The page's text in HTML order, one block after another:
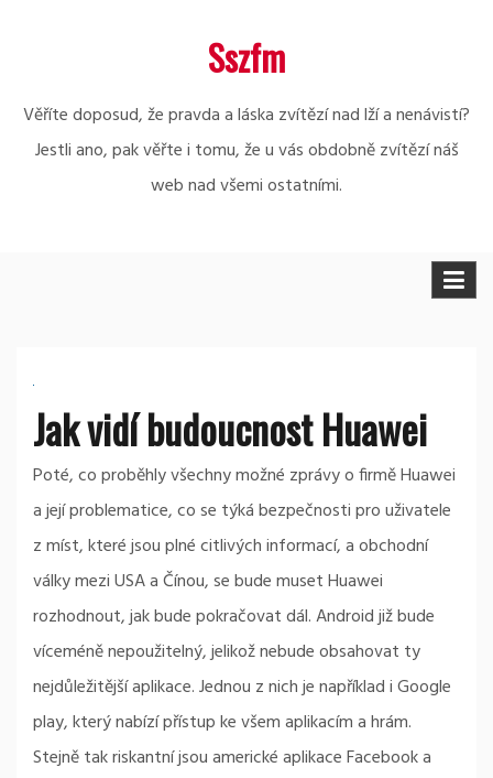
Sszfm
Věříte doposud, že pravda a láska zvítězí nad lží a nenávistí?
Jestli ano, pak věřte i tomu, že u vás obdobně zvítězí náš
web nad všemi ostatními.
Jak vidí budoucnost Huawei
Poté, co proběhly všechny možné zprávy o firmě Huawei
a její problematice, co se týká bezpečnosti pro uživatele
z míst, které jsou plné citlivých informací, a obchodní
války mezi USA a Čínou, se bude muset Huawei
rozhodnout, jak bude pokračovat dál. Android již bude
víceméně nepoužitelný, jelikož nebude obsahovat ty
nejdůležitější aplikace. Jednou z nich je například i Google
play, který nabízí přístup ke všem aplikacím a hrám.
Stejně tak riskantní jsou americké aplikace Facebook a